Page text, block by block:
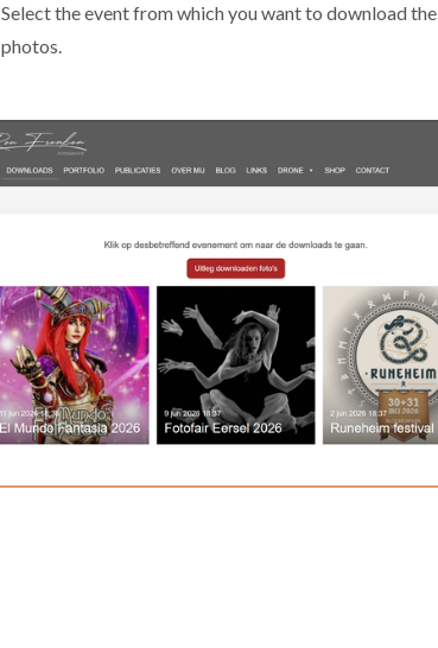
Select the event from which you want to download the
photos.